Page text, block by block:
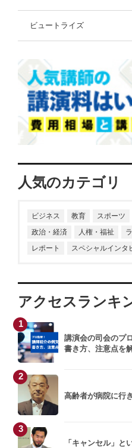
ビュートライズ
人気のカテゴリ
ビジネス 教育 スポーツ
政治・経済
人権・福祉
レポート
スペシャルインタ
アクセスランキ
1
講演会の司会のプ
書き方、注意点を
2
高齢者が病院に行
3
「キャンセル」と